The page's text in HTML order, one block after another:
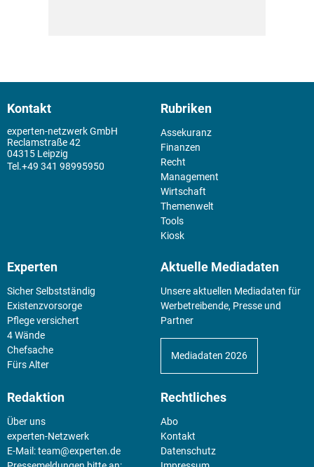
Kontakt
experten-netzwerk GmbH
Reclamstraße 42
04315 Leipzig
+49 341 98995950
Rubriken
Assekuranz
Finanzen
Recht
Management
Wirtschaft
Themenwelt
Tools
Kiosk
Experten
Sicher Selbstständig
Existenz­vorsorge
Pflege versichert
4 Wände
Chefsache
Fürs Alter
Aktuelle Mediadaten
Unsere aktuellen Mediadaten für
Werbetreibende, Presse und
Partner
Mediadaten 2026
Redaktion
Über uns
experten-Netzwerk
E-Mail:team@experten.de
Rechtliches
Abo
Kontakt
Datenschutz